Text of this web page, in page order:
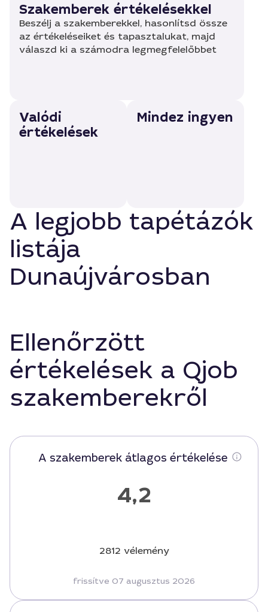
Szakemberek értékelésekkel
Beszélj a szakemberekkel, hasonlítsd össze
az értékeléseiket és tapasztalukat, majd
válaszd ki a számodra legmegfelelőbbet
Valódi
értékelések
Mindez ingyen
A legjobb tapétázók
listája
Dunaújvárosban
Ellenőrzött
értékelések a Qjob
szakemberekről
A szakemberek átlagos értékelése
4,2
2812 vélemény
frissítve 07 augusztus 2026